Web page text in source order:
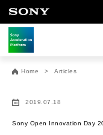
Home Articles
2019.07.18
Sony Open Innovation Day
お問い合わせ
法人向けサービスに関
法人お問い合わせ